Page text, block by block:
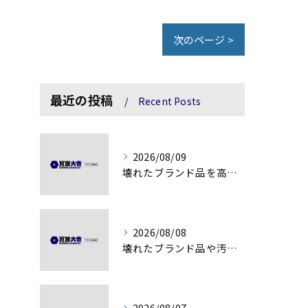
次のページ >
最近の投稿 Recent Posts
2026/08/09
壊れたブランド品を高額査定に変える秘訣
2026/08/08
壊れたブランド品や汚れアクセサリーの買取価値解説